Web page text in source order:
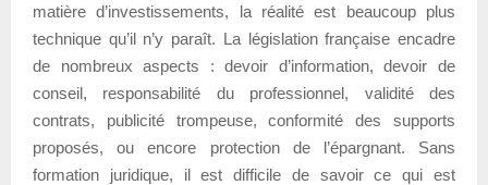
matière d’investissements, la réalité est beaucoup plus
technique qu’il n’y paraît. La législation française encadre
de nombreux aspects : devoir d’information, devoir de
conseil, responsabilité du professionnel, validité des
contrats, publicité trompeuse, conformité des supports
proposés, ou encore protection de l’épargnant. Sans
formation juridique, il est difficile de savoir ce qui est